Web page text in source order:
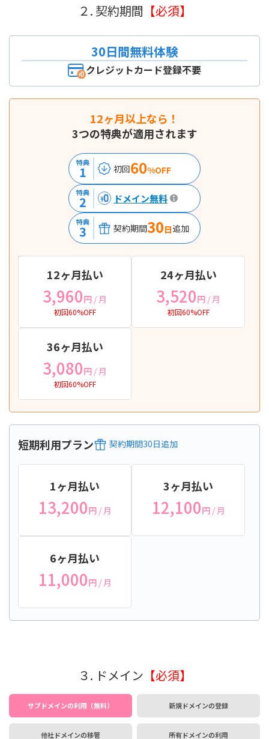
２. 契約期間 【必須】
30日間無料体験
クレジットカード登録不要
12ヶ月以上なら！
3つの特典が適用されます
特典
1 初回60%OFF
特典
2 ドメイン無料
特典
3 契約期間30日追加
12ヶ月払い
3,960円 / 月
初回60%OFF
24ヶ月払い
3,520円 / 月
初回60%OFF
36ヶ月払い
3,080円 / 月
初回60%OFF
短期利用プラン 契約期間30日追加
1ヶ月払い
13,200円/ 月
3ヶ月払い
12,100円/ 月
6ヶ月払い
11,000円/ 月
３. ドメイン 【必須】
サブドメインの利用（無料） 新規ドメインの登録
他社ドメインの移管 所有ドメインの利用